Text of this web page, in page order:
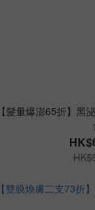
【髮量爆澎65折】黑